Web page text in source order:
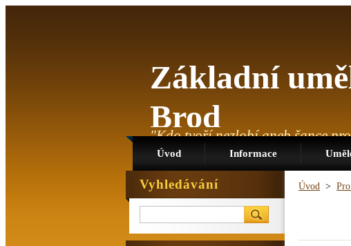
Základní
Brod
"Kdo tvoří,nezlobí,aneb šance
Úvod Informace
Úvod >
Vyhledávání